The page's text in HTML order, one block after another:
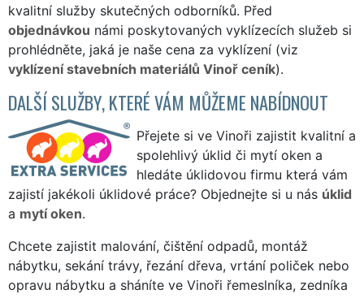
kvalitní služby skutečných odborníků. Před
objednávkou námi poskytovaných vyklízecích služeb si
prohlédněte, jaká je naše cena za vyklízení (viz
vyklízení stavebních materiálů Vinoř ceník).
DALŠÍ SLUŽBY, KTERÉ VÁM MŮŽEME NABÍDNOUT
Přejete si ve Vinoři zajistit kvalitní a
spolehlivý úklid či mytí oken a
hledáte úklidovou firmu která vám
zajistí jakékoli úklidové práce? Objednejte si u nás úklid
a mytí oken.
Chcete zajistit malování, čištění odpadů, montáž
nábytku, sekání trávy, řezání dřeva, vrtání poliček nebo
opravu nábytku a sháníte ve Vinoři řemeslníka, zedníka